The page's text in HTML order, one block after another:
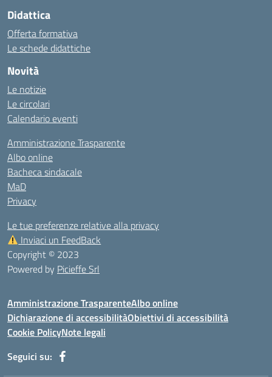
Didattica
Offerta formativa
Le schede didattiche
Novità
Le notizie
Le circolari
Calendario eventi
Amministrazione Trasparente
Albo online
Bacheca sindacale
MaD
Privacy
Le tue preferenze relative alla privacy
Inviaci un FeedBack
Copyright © 2023
Powered by Picieffe Srl
Amministrazione TrasparenteAlbo online
Dichiarazione di accessibilitàObiettivi di accessibilità
Cookie PolicyNote legali
Seguici su: